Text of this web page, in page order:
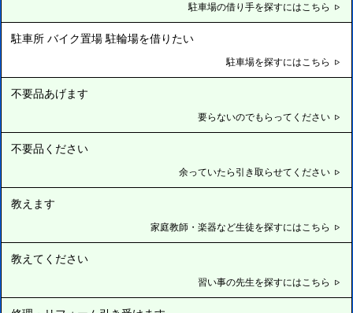
駐車場の借り手を探すにはこちら
駐車所 バイク置場 駐輪場を借りたい
駐車場を探すにはこちら
不要品あげます
要らないのでもらってください
不要品ください
余っていたら引き取らせてください
教えます
家庭教師・楽器など生徒を探すにはこちら
教えてください
習い事の先生を探すにはこちら